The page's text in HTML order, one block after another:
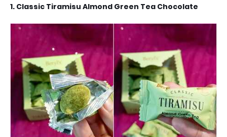
1. Classic Tiramisu Almond Green Tea Chocolate